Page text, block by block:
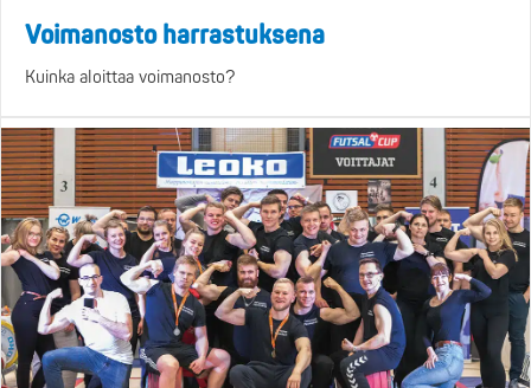
Voimanosto harrastuksena
Kuinka aloittaa voimanosto?